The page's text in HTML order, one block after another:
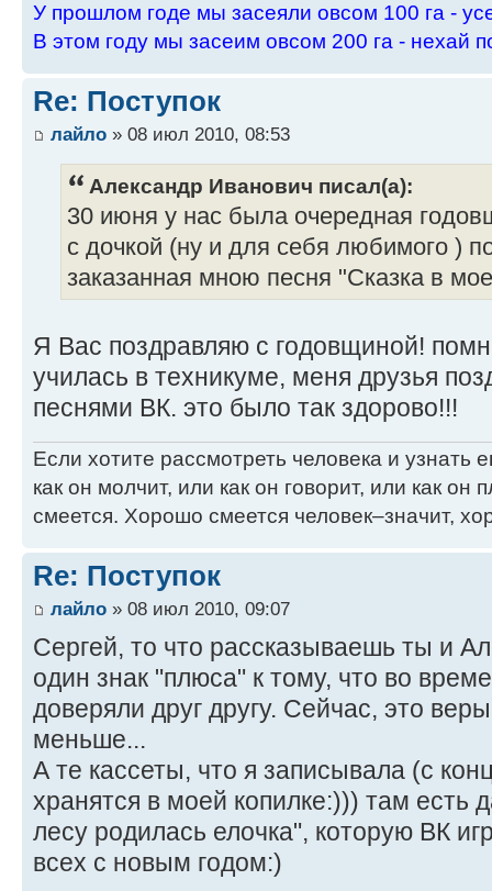
У пpошлом годе мы засеяли овсом 100 га -
В этом году мы засеим овсом 200 га - нехай
Re: Поступок
лайло » 08 июл 2010, 08:53
Александр Иванович писал(а):
30 июня у нас была очередная
с дочкой (ну и для себя любимого )
заказанная мною песня "Сказка в
Я Вас поздравляю с годовщиной!
училась в техникуме, меня друзья
песнями ВК. это было так здорово!!!
Если хотите рассмотреть человека и узнать
как он молчит, или как он говорит, или как он
смеется. Хорошо смеется человек–значит,
Re: Поступок
лайло » 08 июл 2010, 09:07
Сергей, то что рассказываешь ты и
один знак "плюса" к тому, что во
доверяли друг другу. Сейчас, это
меньше...
А те кассеты, что я записывала (с
хранятся в моей копилке:))) там есть
лесу родилась елочка", которую ВК
всех с новым годом:)